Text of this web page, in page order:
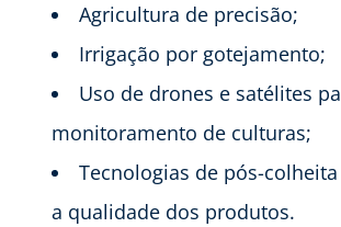
Agricultura de precisão;
Irrigação por gotejamento;
Uso de drones e satélites
monitoramento de culturas;
Tecnologias de pós-
a qualidade dos produtos.